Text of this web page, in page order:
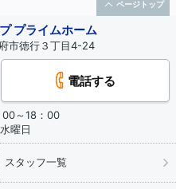
プライムホーム
市徳行３丁目4-24
電話する
00～18：00
水曜日
スタッフ一覧
ページトップ